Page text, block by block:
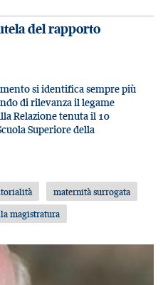
del rapporto
si identifica sempre più
di rilevanza il legame
Relazione tenuta il 10
Superiore della
maternità surrogata
magistratura